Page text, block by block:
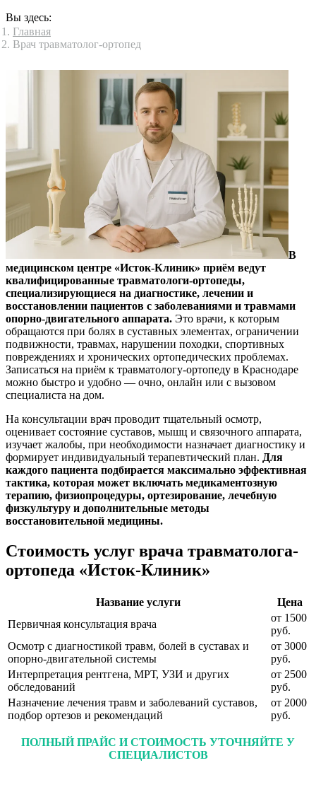
Вы здесь:
Главная
Врач травматолог-ортопед
В
медицинском центре «Исток-Клиник» приём ведут
квалифицированные травматологи-ортопеды,
специализирующиеся на диагностике, лечении и
восстановлении пациентов с заболеваниями и травмами
опорно-двигательного аппарата. Это врачи, к которым
обращаются при болях в суставных элементах, ограничении
подвижности, травмах, нарушении походки, спортивных
повреждениях и хронических ортопедических проблемах.
Записаться на приём к травматологу-ортопеду в Краснодаре
можно быстро и удобно — очно, онлайн или с вызовом
специалиста на дом.
На консультации врач проводит тщательный осмотр,
оценивает состояние суставов, мышц и связочного аппарата,
изучает жалобы, при необходимости назначает диагностику и
формирует индивидуальный терапевтический план. Для
каждого пациента подбирается максимально эффективная
тактика, которая может включать медикаментозную
терапию, физиопроцедуры, ортезирование, лечебную
физкультуру и дополнительные методы
восстановительной медицины.
Стоимость услуг врача травматолога-
ортопеда «Исток-Клиник»
Название услуги
Цена
Первичная консультация врача
от 1500
руб.
Осмотр с диагностикой травм, болей в суставах и
опорно-двигательной системы
от 3000
руб.
Интерпретация рентгена, МРТ, УЗИ и других
обследований
от 2500
руб.
Назначение лечения травм и заболеваний суставов,
подбор ортезов и рекомендаций
от 2000
руб.
ПОЛНЫЙ ПРАЙС И СТОИМОСТЬ УТОЧНЯЙТЕ У
СПЕЦИАЛИСТОВ